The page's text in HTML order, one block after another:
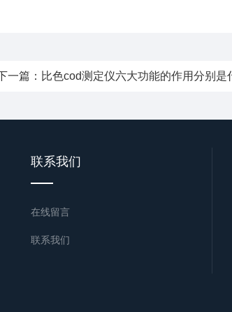
一篇： 比色cod测定仪六大功能的作用分别是
联系我们
在线留言
联系我们